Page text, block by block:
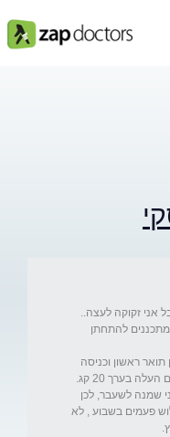
ראשון וכניסה
שמנה לשעבר, לכן
פעמים בשבוע , לא